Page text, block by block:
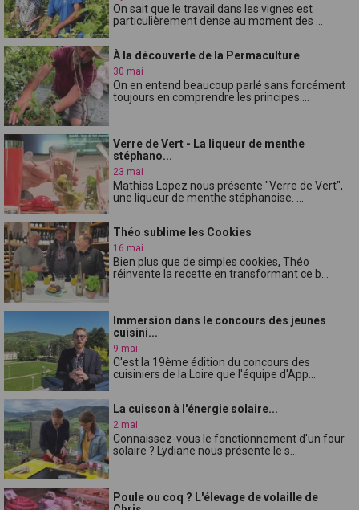
On sait que le travail dans les vignes est
particulièrement dense au moment des ...
À la découverte de la Permaculture
30 mai
On en entend beaucoup parlé sans forcément
toujours en comprendre les principes....
Verre de Vert - La liqueur de menthe
stéphano...
23 mai
Mathias Lopez nous présente "Verre de Vert",
une liqueur de menthe stéphanoise. ...
Théo sublime les Cookies
16 mai
Bien plus que de simples cookies, Théo
réinvente la recette en transformant ce b...
Immersion dans le concours des jeunes
cuisini...
9 mai
C'est la 19ème édition du concours des
cuisiniers de la Loire que l'équipe d'App...
La cuisson à l'énergie solaire...
2 mai
Connaissez-vous le fonctionnement d'un four
solaire ? Lydiane nous présente le s...
Poule ou coq ? L'élevage de volaille de